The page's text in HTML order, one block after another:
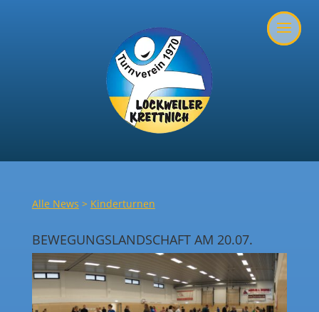
Alle News > Kinderturnen
BEWEGUNGSLANDSCHAFT AM 20.07.